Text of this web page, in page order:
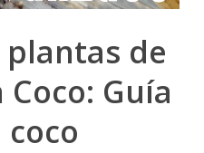
de
Guía